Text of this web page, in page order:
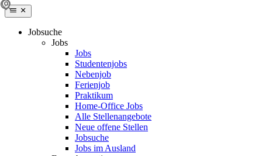
Jobsuche
Jobs
Jobs
Studentenjobs
Nebenjob
Ferienjob
Praktikum
Home-Office Jobs
Alle Stellenangebote
Neue offene Stellen
Jobsuche
Jobs im Ausland